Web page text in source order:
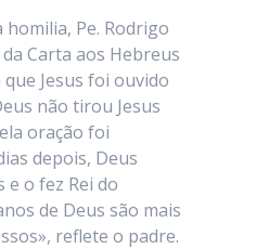
homilia, Pe. Rodrigo
Carta aos Hebreus
Jesus foi ouvido
não tirou Jesus
oração foi
depois, Deus
e o fez Rei do
de Deus são mais
reflete o padre.